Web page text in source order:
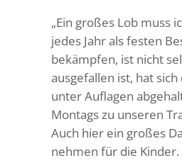
„Ein großes Lob muss
jedes Jahr als festen
bekämpfen, ist nicht
ausgefallen ist, hat
unter Auflagen
Montags zu unseren
Auch hier ein großes
nehmen für die